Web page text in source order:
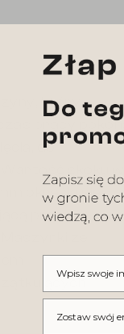
który
pracy pokona
do
skoku w
określa się
pracę w
ze
Wpisz swoje
Wpisz swój